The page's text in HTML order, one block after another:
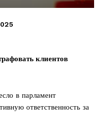
клиентов
в парламент
ответственность за